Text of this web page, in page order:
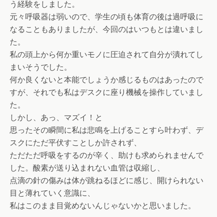
う経験をしました。
元々呼吸器は弱いので、学生の頃も体育の後は過呼吸に
なることもありましたが、今回のはいつもとは違いまし
た。
私の頭上から何か重いモノに圧迫されて自分が潰れてし
まいそうでした。
何か良くないと本能でしょうか感じるものはあったので
すが、それでも私はデスクに座り機械を操作していまし
た。
しかし、あっ、マズイ！と
思ったその瞬間に私は悲鳴を上げることすら叶わず、デ
スクにただ平伏すことしか許されず、
ただただ呼吸をするのが辛く、助けも求められませんで
した。酸素が送り込まれない血管は収縮し、
点滴の針の傷みは体が跳ねるほどに感じ、開けられない
目と薄れていく意識に、
私はこのまま目覚めないんじゃないかと思いました。